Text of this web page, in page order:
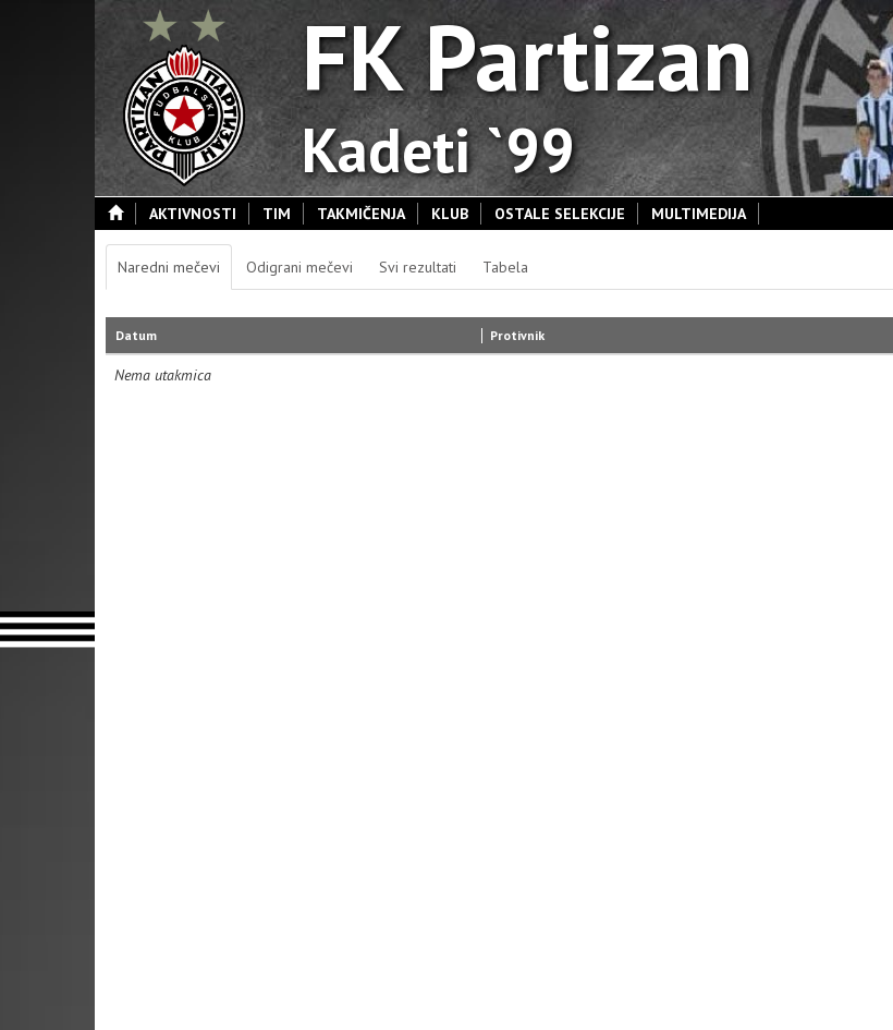
FK Partizan
Kadeti `99
AKTIVNOSTI TIM TAKMIČENJA KLUB OSTALE SELEKCIJE MULTIMEDIJA
Naredni mečevi Odigrani mečevi Svi rezultati Tabela
Datum Protivnik
Nema utakmica